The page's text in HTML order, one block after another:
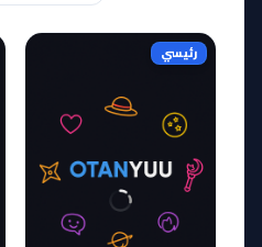
رئيسي